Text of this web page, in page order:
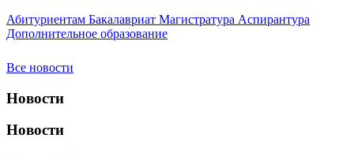
Абитуриентам Бакалавриат Магистратура Аспирантура
Дополнительное образование
Все новости
Новости
Новости